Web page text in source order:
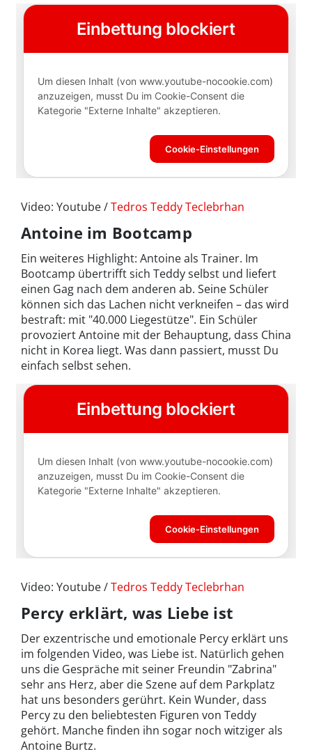
Video: Youtube /Tedros Teddy Teclebrhan
Antoine im Bootcamp
Ein weiteres Highlight: Antoine als Trainer. Im
Bootcamp übertrifft sich Teddy selbst und liefert
einen Gag nach dem anderen ab. Seine Schüler
können sich das Lachen nicht verkneifen – das wird
bestraft: mit "40.000 Liegestütze". Ein Schüler
provoziert Antoine mit der Behauptung, dass China
nicht in Korea liegt. Was dann passiert, musst Du
einfach selbst sehen.
Video: Youtube /Tedros Teddy Teclebrhan
Percy erklärt, was Liebe ist
Der exzentrische und emotionale Percy erklärt uns
im folgenden Video, was Liebe ist. Natürlich gehen
uns die Gespräche mit seiner Freundin "Zabrina"
sehr ans Herz, aber die Szene auf dem Parkplatz
hat uns besonders gerührt. Kein Wunder, dass
Percy zu den beliebtesten Figuren von Teddy
gehört. Manche finden ihn sogar noch witziger als
Antoine Burtz.